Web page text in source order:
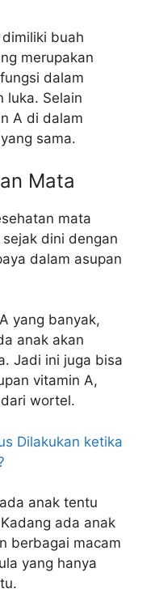
buah
merupakan
dalam
luka. Selain
A di dalam
sama.
Mata
mata
dini dengan
dalam asupan
yang banyak,
anak akan
Jadi ini juga bisa
vitamin A,
wortel.
Dilakukan ketika
anak tentu
ada anak
berbagai macam
yang hanya